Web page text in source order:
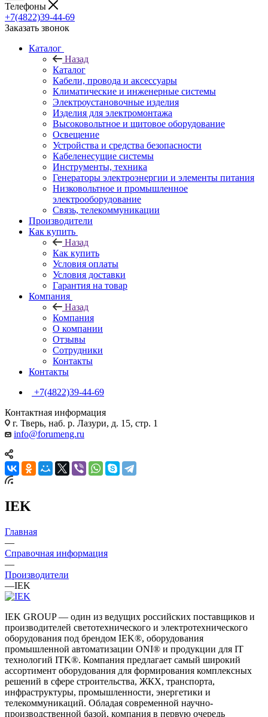
Телефоны
+7(4822)39-44-69
Заказать звонок
Каталог
Назад
Каталог
Кабели, провода и аксессуары
Климатические и инженерные системы
Электроустановочные изделия
Изделия для электромонтажа
Высоковольтное и щитовое оборудование
Освещение
Устройства и средства безопасности
Кабеленесущие системы
Инструменты, техника
Генераторы электроэнергии и элементы питания
Низковольтное и промышленное
электрооборудование
Связь, телекоммуникации
Производители
Как купить
Назад
Как купить
Условия оплаты
Условия доставки
Гарантия на товар
Компания
Назад
Компания
О компании
Отзывы
Сотрудники
Контакты
Контакты
+7(4822)39-44-69
Контактная информация
г. Тверь, наб. р. Лазури, д. 15, стр. 1
info@forumeng.ru
IEK
Главная
—
Справочная информация
—
Производители
—IEK
IEK GROUP — один из ведущих российских поставщиков и
производителей светотехнического и электротехнического
оборудования под брендом IEK®, оборудования
промышленной автоматизации ONI® и продукции для IT
технологий ITK®. Компания предлагает самый широкий
ассортимент оборудования для формирования комплексных
решений в сфере строительства, ЖКХ, транспорта,
инфраструктуры, промышленности, энергетики и
телекоммуникаций. Обладая современной научно-
производственной базой, компания в первую очередь